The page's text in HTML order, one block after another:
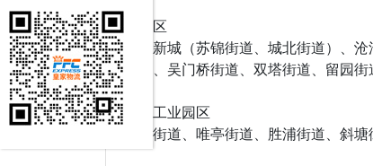
姑苏区
平江新城（苏锦街道、城北街道）、
街道、吴门桥街道、双塔街道、留园街
苏州工业园区
娄葑街道、唯亭街道、胜浦街道、斜塘